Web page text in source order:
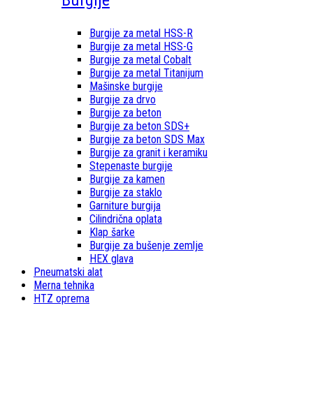
Burgije za metal HSS-R
Burgije za metal HSS-G
Burgije za metal Cobalt
Burgije za metal Titanijum
Mašinske burgije
Burgije za drvo
Burgije za beton
Burgije za beton SDS+
Burgije za beton SDS Max
Burgije za granit i keramiku
Stepenaste burgije
Burgije za kamen
Burgije za staklo
Garniture burgija
Cilindrična oplata
Klap šarke
Burgije za bušenje zemlje
HEX glava
Pneumatski alat
Merna tehnika
HTZ oprema